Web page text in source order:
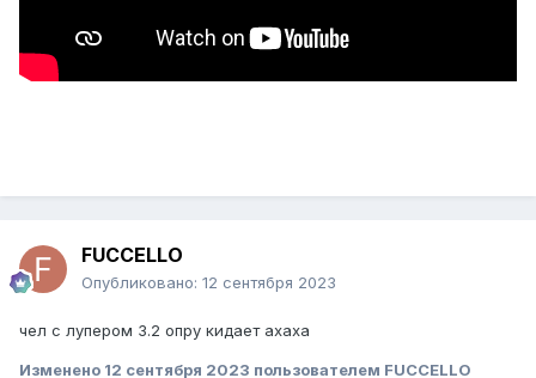
FUCCELLO
Опубликовано: 12 сентября 2023
чел с лупером 3.2 опру кидает ахаха
Изменено 12 сентября 2023 пользователем FUCCELLO